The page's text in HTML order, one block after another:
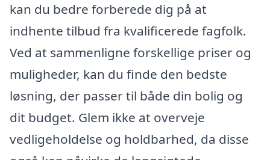
kan du bedre forberede dig på at
indhente tilbud fra kvalificerede fagfolk.
Ved at sammenligne forskellige priser og
muligheder, kan du finde den bedste
løsning, der passer til både din bolig og
dit budget. Glem ikke at overveje
vedligeholdelse og holdbarhed, da disse